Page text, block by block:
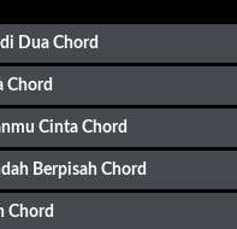
Dua Chord
Chord
Cinta Chord
Berpisah Chord
Chord